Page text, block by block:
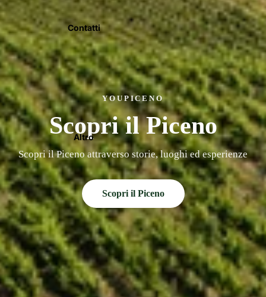
Contatti
Altro
YOUPICENO
Scopri il Piceno
Scopri il Piceno attraverso storie, luoghi ed esperienze
Scopri il Piceno